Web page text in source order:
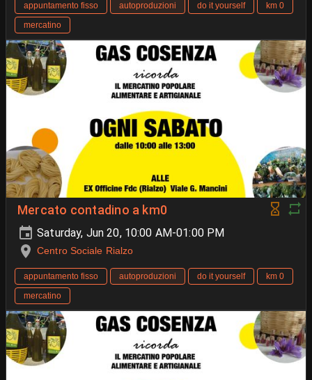
appuntamento fisso autoproduzioni do it yourself
km 0
mercatino
Mercato contadino a km0
Saturday, Jun 20, 10:00 AM-01:00 PM
Centro Sociale Rialzo
appuntamento fisso autoproduzioni do it yourself
km 0
mercatino